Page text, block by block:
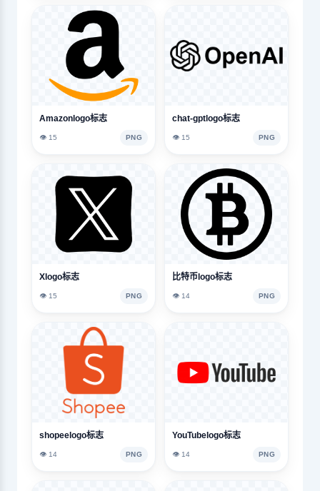
Amazonlogo标志
👁️ 15 PNG
chat-gptlogo标志
👁️ 15 PNG
Xlogo标志
👁️ 15 PNG
比特币logo标志
👁️ 14 PNG
shopeelogo标志
👁️ 14 PNG
YouTubelogo标志
👁️ 14 PNG